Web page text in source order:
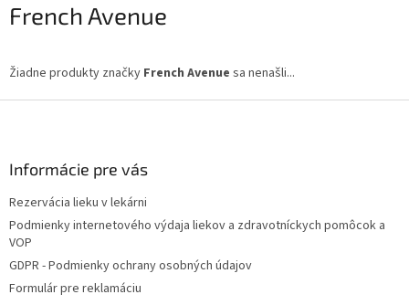
French Avenue
Žiadne produkty značky French Avenue sa nenašli...
Informácie pre vás
Rezervácia lieku v lekárni
Podmienky internetového výdaja liekov a zdravotníckych pomôcok a
VOP
GDPR - Podmienky ochrany osobných údajov
Formulár pre reklamáciu